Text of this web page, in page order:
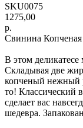
SKU0075
1275,00
р.
Свинина Копченая
В этом
Складывая две
копченый нежный
то! Классический
сделает вас
шедевра.